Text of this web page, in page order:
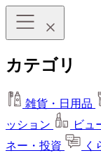
カテゴリ
雑貨・日用品
ッション
ビュ
ネー・投資
く